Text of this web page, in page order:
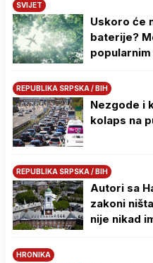
SVIJET
Uskoro će
baterije?
REPUBLIKA SRPSKA / BIH
Nezgode i
kolaps na
REPUBLIKA SRPSKA / BIH
Autori sa
zakoni
nije nikad
HRONIKA